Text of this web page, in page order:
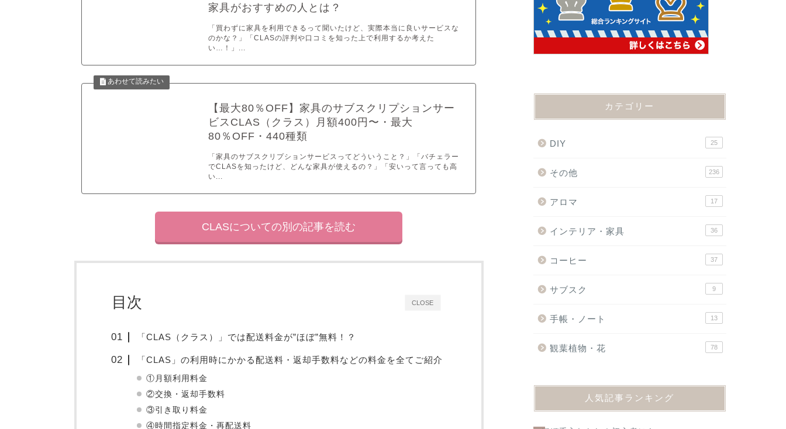
家具がおすすめの人とは？
「買わずに家具を利用できるって聞いたけど、実際本当に良いサービスな
のかな？」「CLASの評判や口コミを知った上で利用するか考えた
い…！」...
【最大80％OFF】家具のサブスクリプションサー
ビスCLAS（クラス）月額400円〜・最大
80％OFF・440種類
「家具のサブスクリプションサービスってどういうこと？」「バチェラー
でCLASを知ったけど、どんな家具が使えるの？」「安いって言っても高
い...
CLASについての別の記事を読む
CLOSE
目次
「CLAS（クラス）」では配送料金が”ほぼ”無料！？
「CLAS」の利用時にかかる配送料・返却手数料などの料金を全てご紹介
①月額利用料金
②交換・返却手数料
③引き取り料金
④時間指定料金・再配送料
カテゴリー
DIY 25
その他 236
アロマ 17
インテリア・家具 36
コーヒー 37
サブスク 9
手帳・ノート 13
観葉植物・花 78
人気記事ランキング